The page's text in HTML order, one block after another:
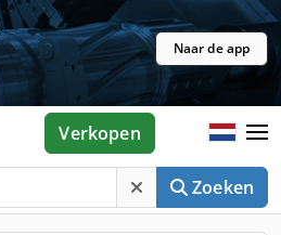
Naar de app
Zoeken
Verkopen